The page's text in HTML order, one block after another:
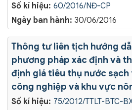
Số kí hiệu: 60/2016/NĐ-CP
Ngày ban hành: 30/06/2016
Số kí hiệu: 75/2012/TTLT-BTC-
Thông tư liên tịch hướng
phương pháp xác định và
định giá tiêu thụ nước
công nghiệp và khu vực